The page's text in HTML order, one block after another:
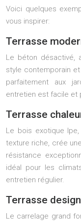
Voici quelques
vous inspirer:
Terrasse
Le béton désactivé,
style contemporain
parfaitement aux
entretien est facile et
Terrasse
Le bois exotique
texture riche, crée
résistance
idéal pour les
entretien régulier.
Terrasse
Le carrelage grand